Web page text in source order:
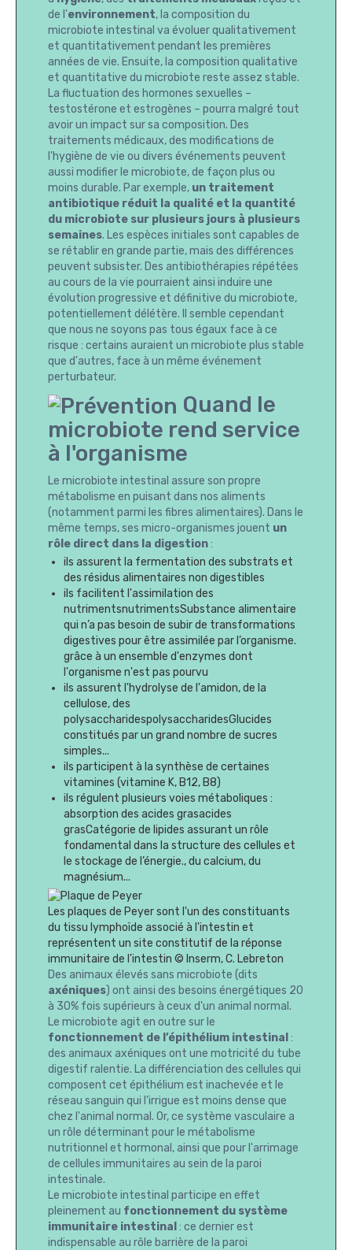
de l'environnement, la composition du
microbiote intestinal va évoluer qualitativement
et quantitativement pendant les premières
années de vie. Ensuite, la composition qualitative
et quantitative du microbiote reste assez stable.
La fluctuation des hormones sexuelles –
testostérone et estrogènes – pourra malgré tout
avoir un impact sur sa composition. Des
traitements médicaux, des modifications de
l'hygiène de vie ou divers événements peuvent
aussi modifier le microbiote, de façon plus ou
moins durable. Par exemple, un traitement
antibiotique réduit la qualité et la quantité
du microbiote sur plusieurs jours à plusieurs
semaines. Les espèces initiales sont capables de
se rétablir en grande partie, mais des différences
peuvent subsister. Des antibiothérapies répétées
au cours de la vie pourraient ainsi induire une
évolution progressive et définitive du microbiote,
potentiellement délétère. Il semble cependant
que nous ne soyons pas tous égaux face à ce
risque : certains auraient un microbiote plus stable
que d'autres, face à un même événement
perturbateur.
Quand le
microbiote rend service
à l'organisme
Le microbiote intestinal assure son propre
métabolisme en puisant dans nos aliments
(notamment parmi les fibres alimentaires). Dans le
même temps, ses micro-organismes jouent un
rôle direct dans la digestion:
ils assurent la fermentation des substrats et
des résidus alimentaires non digestibles
ils facilitent l'assimilation des
nutrimentsnutrimentsSubstance alimentaire
qui n’a pas besoin de subir de transformations
digestives pour être assimilée par l’organisme.
grâce à un ensemble d'enzymes dont
l'organisme n'est pas pourvu
ils assurent l'hydrolyse de l'amidon, de la
cellulose, des
polysaccharidespolysaccharidesGlucides
constitués par un grand nombre de sucres
simples...
ils participent à la synthèse de certaines
vitamines (vitamine K, B12, B8)
ils régulent plusieurs voies métaboliques :
absorption des acides grasacides
grasCatégorie de lipides assurant un rôle
fondamental dans la structure des cellules et
le stockage de l’énergie., du calcium, du
magnésium...
Les plaques de Peyer sont l'un des constituants
du tissu lymphoïde associé à l'intestin et
représentent un site constitutif de la réponse
immunitaire de l'intestin © Inserm, C. Lebreton
Des animaux élevés sans microbiote (dits
axéniques) ont ainsi des besoins énergétiques 20
à 30% fois supérieurs à ceux d'un animal normal.
Le microbiote agit en outre sur le
fonctionnement de l’épithélium intestinal :
des animaux axéniques ont une motricité du tube
digestif ralentie. La différenciation des cellules qui
composent cet épithélium est inachevée et le
réseau sanguin qui l'irrigue est moins dense que
chez l'animal normal. Or, ce système vasculaire a
un rôle déterminant pour le métabolisme
nutritionnel et hormonal, ainsi que pour l'arrimage
de cellules immunitaires au sein de la paroi
intestinale.
Le microbiote intestinal participe en effet
pleinement au fonctionnement du système
immunitaire intestinal : ce dernier est
indispensable au rôle barrière de la paroi